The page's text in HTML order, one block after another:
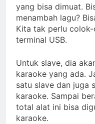
yang bisa dimuat.
menambah lagu?
Kita tak perlu
terminal USB.
Untuk slave, dia
karaoke yang ada.
satu slave dan juga
karaoke. Sampai
total alat ini bisa
karaoke.